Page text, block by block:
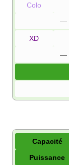
Colo
—
XD
—
Capacité
Puissance